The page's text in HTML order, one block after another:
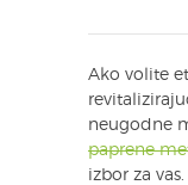
Ako volite
neugodne
paprene
izbor za